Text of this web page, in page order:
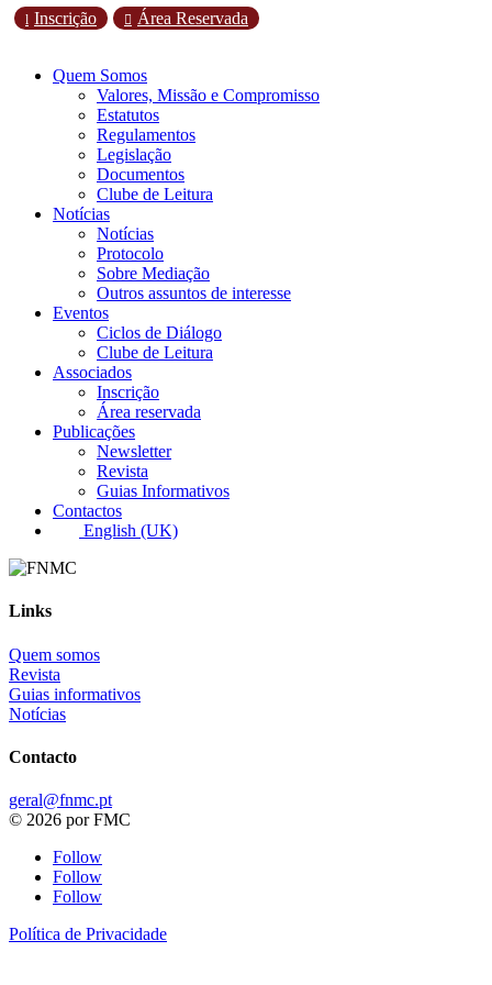
l Inscrição  Área Reservada
Quem Somos
Valores, Missão e Compromisso
Estatutos
Regulamentos
Legislação
Documentos
Clube de Leitura
Notícias
Notícias
Protocolo
Sobre Mediação
Outros assuntos de interesse
Eventos
Ciclos de Diálogo
Clube de Leitura
Associados
Inscrição
Área reservada
Publicações
Newsletter
Revista
Guias Informativos
Contactos
English (UK)
Links
Quem somos
Revista
Guias informativos
Notícias
Contacto
geral@fnmc.pt
© 2026 por FMC
Follow
Follow
Follow
Política de Privacidade